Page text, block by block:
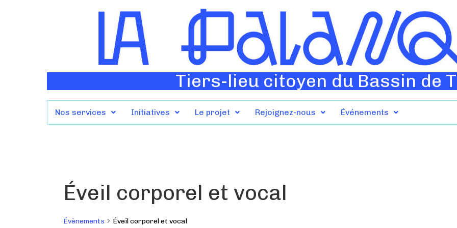
Tiers-lieu citoyen du Bassin de
Nos services Initiatives Le projet Rejoignez-nous Événements
Éveil corporel et vocal
Évènements Éveil corporel et vocal